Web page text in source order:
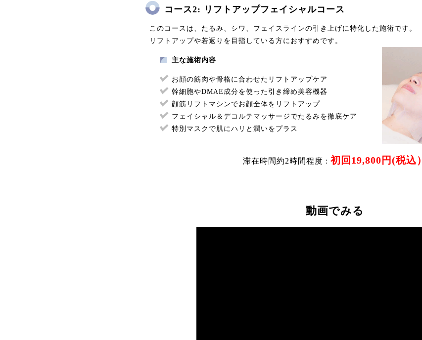
コース2: リフトアップフェイシャルコース
このコースは、たるみ、シワ、フェイスラインの引き上げに特化した施術です。
リフトアップや若返りを目指している方におすすめです。
主な施術内容
お顔の筋肉や骨格に合わせたリフトアップケア
幹細胞やDMAE成分を使った引き締め美容機器
顔筋リフトマシンでお顔全体をリフトアップ
フェイシャル＆デコルテマッサージでたるみを徹底ケア
特別マスクで肌にハリと潤いをプラス
滞在時間約2時間程度 : 初回19,800円(税込）
動画でみる